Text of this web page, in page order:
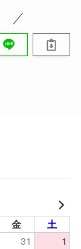
金 土
31
1